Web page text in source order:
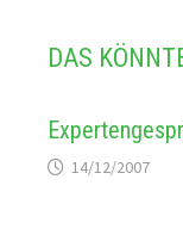
DAS
14/12/2007